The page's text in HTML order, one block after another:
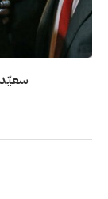
سعيّد